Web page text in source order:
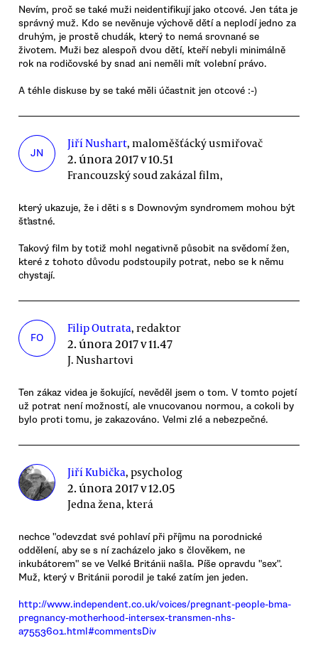
Nevím, proč se také muži neidentifikují jako otcové. Jen táta je
správný muž. Kdo se nevěnuje výchově dětí a neplodí jedno za
druhým, je prostě chudák, který to nemá srovnané se
životem. Muži bez alespoň dvou dětí, kteří nebyli minimálně
rok na rodičovské by snad ani neměli mít volební právo.
A téhle diskuse by se také měli účastnit jen otcové :-)
JN
Jiří Nushart, maloměšťácký usmiřovač
2. února 2017 v 10.51
Francouzský soud zakázal film,
který ukazuje, že i děti s s Downovým syndromem mohou být
šťastné.
Takový film by totiž mohl negativně působit na svědomí žen,
které z tohoto důvodu podstoupily potrat, nebo se k němu
chystají.
FO
Filip Outrata, redaktor
2. února 2017 v 11.47
J. Nushartovi
Ten zákaz videa je šokující, nevěděl jsem o tom. V tomto pojetí
už potrat není možností, ale vnucovanou normou, a cokoli by
bylo proti tomu, je zakazováno. Velmi zlé a nebezpečné.
Jiří Kubička, psycholog
2. února 2017 v 12.05
Jedna žena, která
nechce "odevzdat své pohlaví při příjmu na porodnické
oddělení, aby se s ní zacházelo jako s člověkem, ne
inkubátorem" se ve Velké Británii našla. Píše opravdu "sex".
Muž, který v Británii porodil je také zatím jen jeden.
http://www.independent.co.uk/voices/pregnant-people-bma-
pregnancy-motherhood-intersex-transmen-nhs-
a7553601.html#commentsDiv